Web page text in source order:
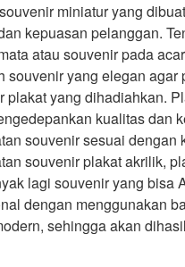
miniatur yang
kepuasan pelanggan.
atau souvenir pada
souvenir yang elegan
plakat yang dihadiahkan.
kualitas dan
souvenir sesuai
souvenir plakat akrilik,
lagi souvenir yang bisa
dengan menggunakan
sehingga akan